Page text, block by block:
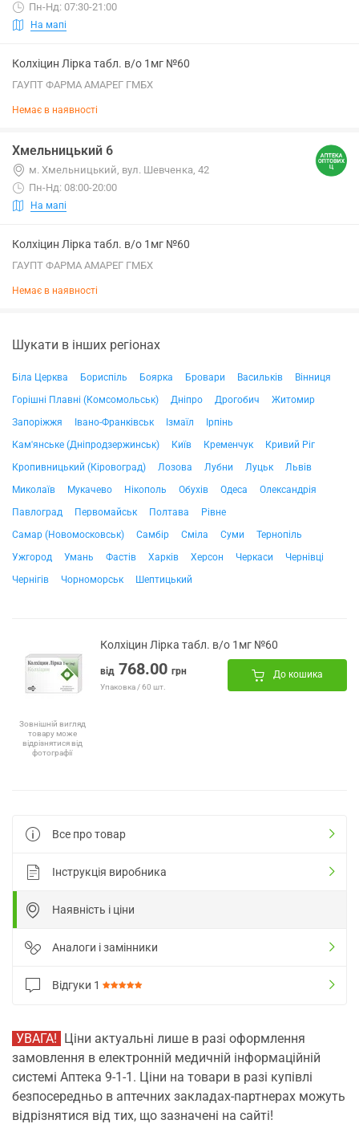
Пн-Нд: 07:30-21:00
На мапі
Колхіцин Лірка табл. в/о 1мг №60
ГАУПТ ФАРМА АМАРЕГ ГМБХ
Немає в наявності
Хмельницький 6
м. Хмельницький, вул. Шевченка, 42
Пн-Нд: 08:00-20:00
На мапі
Колхіцин Лірка табл. в/о 1мг №60
ГАУПТ ФАРМА АМАРЕГ ГМБХ
Немає в наявності
Шукати в інших регіонах
Біла Церква Бориспіль Боярка Бровари Васильків
Вінниця
Горішні Плавні (Комсомольськ)
Дніпро Дрогобич
Житомир
Запоріжжя
Івано-Франківськ Ізмаїл
Ірпінь
Кам'янське (Дніпродзержинськ)
Київ Кременчук
Кривий Ріг
Кропивницький (Кіровоград)
Лозова Лубни Луцьк
Львів
Миколаїв
Мукачево Нікополь Обухів Одеса
Олександрія
Павлоград
Первомайськ Полтава
Рівне
Самар (Новомосковськ)
Самбір Сміла Суми
Тернопіль
Ужгород
Умань Фастів Харків Херсон Черкаси
Чернівці
Чернігів
Чорноморськ Шептицький
Зовнішній вигляд
товару може
відрізнятися від
фотографії
Колхіцин Лірка табл. в/о 1мг №60
від 768.00 грн
Упаковка / 60 шт.
До кошика
Все про товар
Інструкція виробника
Наявність і ціни
Аналоги і замінники
Відгуки 1
УВАГА! Ціни актуальні лише в разі оформлення
замовлення в електронній медичній інформаційній
системі Аптека 9-1-1. Ціни на товари в разі купівлі
безпосередньо в аптечних закладах-партнерах можуть
відрізнятися від тих, що зазначені на сайті!